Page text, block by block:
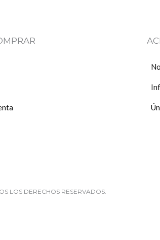
LOS DERECHOS RESERVADOS.